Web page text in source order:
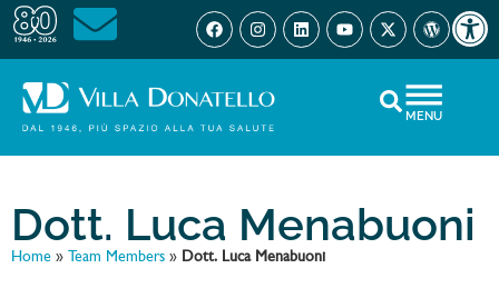
MENU
Dott. Luca Menabuoni
Home » Team Members » Dott. Luca Menabuoni